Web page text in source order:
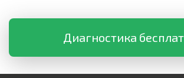
Диагностика